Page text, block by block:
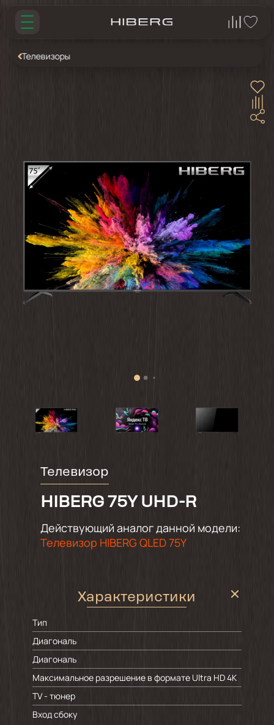
Телевизоры
Телевизор
HIBERG 75Y UHD-R
Действующий аналог данной модели:
Телевизор HIBERG QLED 75Y
Характеристики
Тип
Диагональ
Диагональ
Максимальное разрешение в формате Ultra HD 4K
TV - тюнер
Вход сбоку